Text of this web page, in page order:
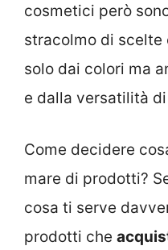
cosmetici però
stracolmo di scelte
solo dai colori ma
e dalla versatilità
Come decidere
mare di prodotti?
cosa ti serve
prodotti che